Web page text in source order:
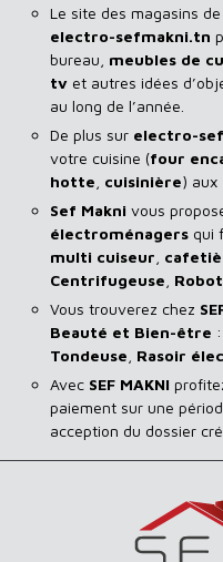
Le site des magasins de
electro-sefmakni.tn
bureau, meubles de
tv et autres idées
au long de l’année.
De plus sur electro-
votre cuisine (four
hotte cuisinière) aux
Sef Makni vous
électroménagers qui
multi cuiseur
Centrifugeuse
Vous trouverez chez
Beauté et Bien-être :
Tondeuse Rasoir
Avec SEF MAKNI
paiement sur une
acception du dossier